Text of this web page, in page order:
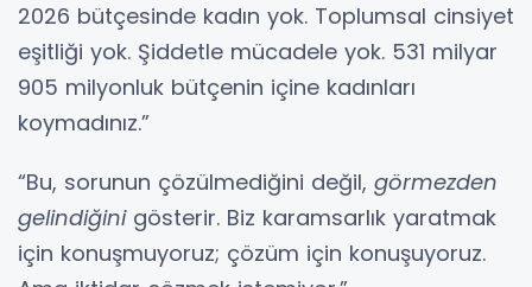
2026 bütçesinde kadın yok. Toplumsal cinsiyet
eşitliği yok. Şiddetle mücadele yok. 531 milyar
905 milyonluk bütçenin içine kadınları
koymadınız.”
“Bu, sorunun çözülmediğini değil, görmezden
gelindiğinigösterir. Biz karamsarlık yaratmak
için konuşmuyoruz; çözüm için konuşuyoruz.